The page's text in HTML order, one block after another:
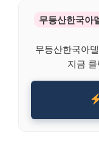
무등산한국아
무등산한국아
지금